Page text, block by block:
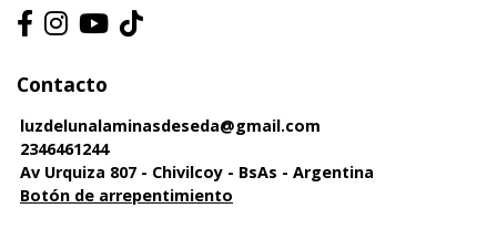
Contacto
luzdelunalaminasdeseda@gmail.com
2346461244
Av Urquiza 807 - Chivilcoy - BsAs - Argentina
Botón de arrepentimiento